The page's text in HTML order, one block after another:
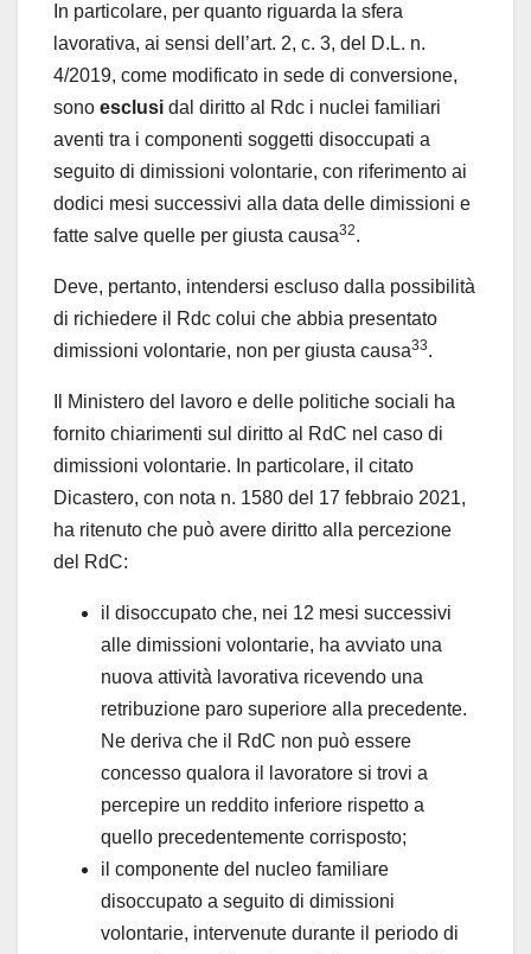
In particolare, per quanto riguarda la sfera
lavorativa, ai sensi dell’art. 2, c. 3, del D.L. n.
4/2019, come modificato in sede di conversione,
sono esclusi dal diritto al Rdc i nuclei familiari
aventi tra i componenti soggetti disoccupati a
seguito di dimissioni volontarie, con riferimento ai
dodici mesi successivi alla data delle dimissioni e
fatte salve quelle per giusta causa32.
Deve, pertanto, intendersi escluso dalla possibilità
di richiedere il Rdc colui che abbia presentato
dimissioni volontarie, non per giusta causa33.
Il Ministero del lavoro e delle politiche sociali ha
fornito chiarimenti sul diritto al RdC nel caso di
dimissioni volontarie. In particolare, il citato
Dicastero, con nota n. 1580 del 17 febbraio 2021,
ha ritenuto che può avere diritto alla percezione
del RdC:
il disoccupato che, nei 12 mesi successivi
alle dimissioni volontarie, ha avviato una
nuova attività lavorativa ricevendo una
retribuzione paro superiore alla precedente.
Ne deriva che il RdC non può essere
concesso qualora il lavoratore si trovi a
percepire un reddito inferiore rispetto a
quello precedentemente corrisposto;
il componente del nucleo familiare
disoccupato a seguito di dimissioni
volontarie, intervenute durante il periodo di